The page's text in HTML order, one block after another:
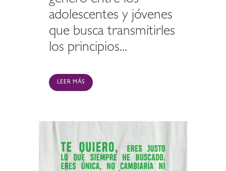
adolescentes y jóvenes
que busca transmitirles
los principios...
LEER MÁS